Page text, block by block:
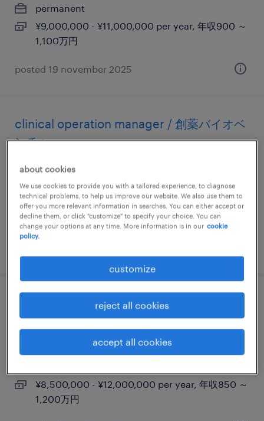
permanent
¥9,000,000 - ¥11,000,000 per year, 年収900 ～
1,100万円
posted 19 november 2025
clinical operation manager / 創薬バイオベ
ンチャー
神奈川, 神奈川県
permanent
¥5,000,000 - ¥10,000,000 per year, 年収500 ～
1,000万円
【外資系 x 大手メーカー】営業マネージャ
ー / top global share
神奈川, 神奈川県
¥8,500,000 - ¥12,000,000 per year, 年収850 ～
1,200万円
about cookies
We use cookies to provide you with a tailored experience, to diagnose
technical problems, to help us improve our website. We also use them to
offer you more relevant information in searches. You can either accept or
decline them, or click "customize" to specify your choice. You can
change your options at any time. More information is in our cookie
policy.
customize
reject all cookies
accept all cookies